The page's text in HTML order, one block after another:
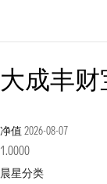
大成丰财
净值 2026-08-07
1.0000
晨星分类